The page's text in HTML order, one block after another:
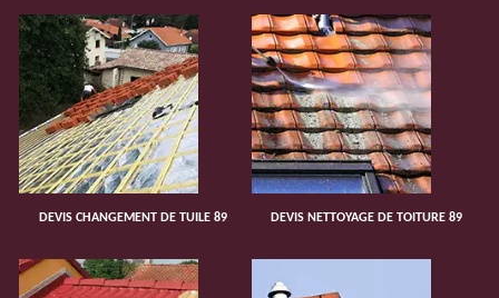
DEVIS CHANGEMENT DE TUILE 89 DEVIS NETTOYAGE DE TOITURE 89